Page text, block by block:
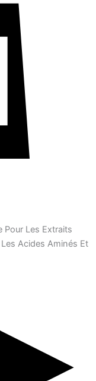
Pour Les Extraits
Acides Aminés Et